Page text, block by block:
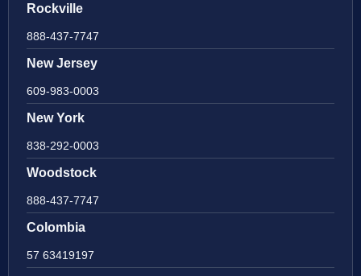
Rockville
888-437-7747
New Jersey
609-983-0003
New York
838-292-0003
Woodstock
888-437-7747
Colombia
57 63419197